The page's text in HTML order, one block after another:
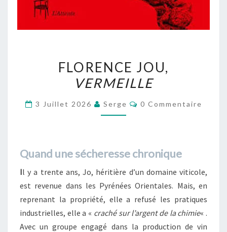
JOU,
VERMEILLE
FLORENCE JOU,
VERMEILLE
3 Juillet 2026 Serge Commentaires
0 Commentaire
Quand une sécheresse chronique
Il y a trente ans, Jo, héritière d’un domaine viticole,
est revenue dans les Pyrénées Orientales. Mais, en
reprenant la propriété, elle a refusé les pratiques
industrielles, elle a « craché sur l’argent de la chimie« .
Avec un groupe engagé dans la production de vin